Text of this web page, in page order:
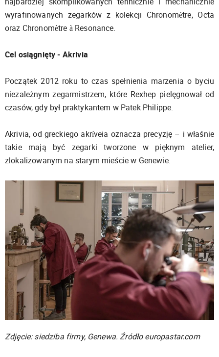
wyrafinowanych zegarków z kolekcji Chronomètre, Octa
oraz Chronomètre à Resonance.
Cel osiągnięty - Akrivia
Początek 2012 roku to czas spełnienia marzenia o byciu
niezależnym zegarmistrzem, które Rexhep pielęgnował od
czasów, gdy był praktykantem w Patek Philippe.
Akrivia, od greckiego akríveia oznacza precyzję – i właśnie
takie mają być zegarki tworzone w pięknym atelier,
zlokalizowanym na starym mieście w Genewie.
Zdjęcie: siedziba firmy, Genewa. Źródło europastar.com